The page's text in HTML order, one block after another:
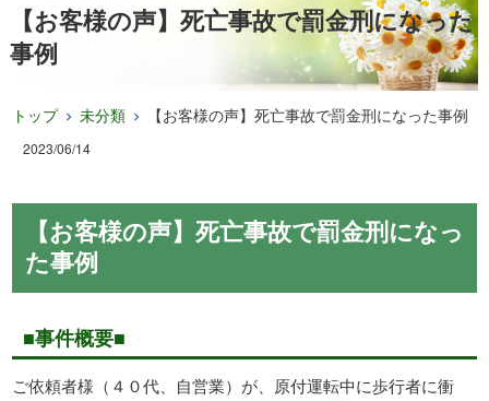
【お客様の声】死亡事故で罰金刑になった
事例
トップ 未分類 【お客様の声】死亡事故で罰金刑になった事例
2023/06/14
【お客様の声】死亡事故で罰金刑になっ
た事例
■事件概要■
ご依頼者様（４０代、自営業）が、原付運転中に歩行者に衝